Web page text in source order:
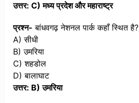
उत्तर: C) मध्य प्रदेश और महाराष्ट्र
प्रश्न- बांधवगढ़ नेशनल पार्क कहाँ स्थित है?
A) सीधी
B) उमरिया
C) शहडोल
D) बालाघाट
उत्तर: B) उमरिया